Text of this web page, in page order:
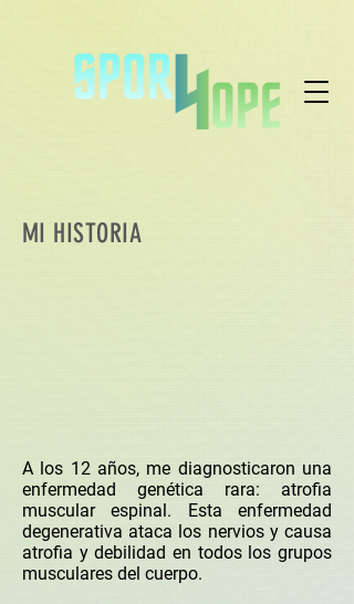
MI HISTORIA
A los 12 años, me diagnosticaron una
enfermedad genética rara: atrofia
muscular espinal. Esta enfermedad
degenerativa ataca los nervios y causa
atrofia y debilidad en todos los grupos
musculares del cuerpo.